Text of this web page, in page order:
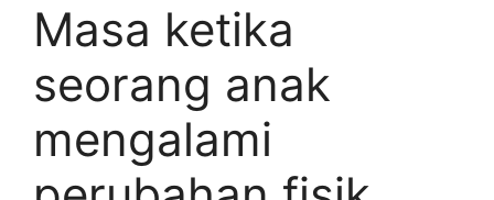
Masa ketika
seorang anak
mengalami